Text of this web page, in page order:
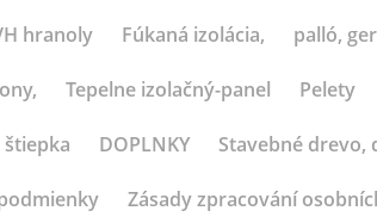
hranoly Fúkaná izolácia, palló,
Tepelne izolačný-panel Pelety
DOPLNKY Stavebné drevo,
Zásady zpracování